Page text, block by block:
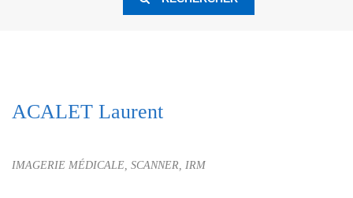
ACALET Laurent
IMAGERIE MÉDICALE, SCANNER, IRM